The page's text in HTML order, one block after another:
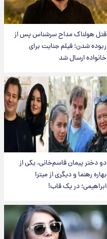
قتل هولناک مداح سرشناس پس از
ربوده شدن؛ فیلم جنایت برای
خانواده ارسال شد
دو دختر پیمان قاسم‌خانی، یکی از
بهاره رهنما و دیگری از میترا
ابراهیمی؛ در یک قاب!